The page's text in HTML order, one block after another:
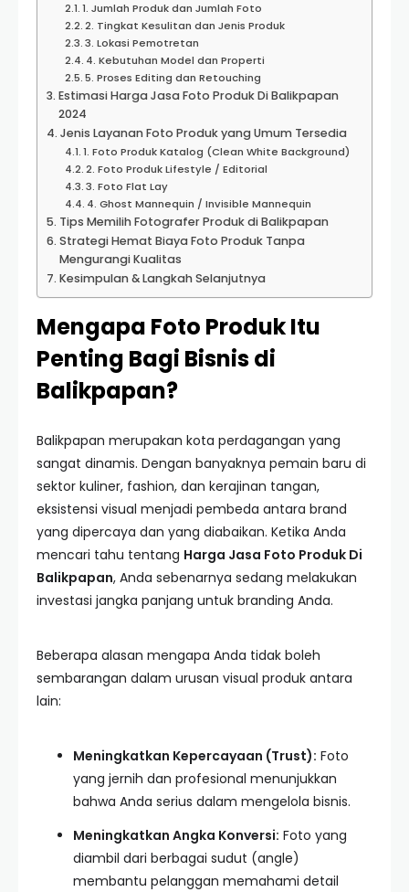
1. Jumlah Produk dan Jumlah Foto
2. Tingkat Kesulitan dan Jenis Produk
3. Lokasi Pemotretan
4. Kebutuhan Model dan Properti
5. Proses Editing dan Retouching
Estimasi Harga Jasa Foto Produk Di Balikpapan
2024
Jenis Layanan Foto Produk yang Umum Tersedia
1. Foto Produk Katalog (Clean White Background)
2. Foto Produk Lifestyle / Editorial
3. Foto Flat Lay
4. Ghost Mannequin / Invisible Mannequin
Tips Memilih Fotografer Produk di Balikpapan
Strategi Hemat Biaya Foto Produk Tanpa
Mengurangi Kualitas
Kesimpulan & Langkah Selanjutnya
Mengapa Foto Produk Itu
Penting Bagi Bisnis di
Balikpapan?
Balikpapan merupakan kota perdagangan yang
sangat dinamis. Dengan banyaknya pemain baru di
sektor kuliner, fashion, dan kerajinan tangan,
eksistensi visual menjadi pembeda antara brand
yang dipercaya dan yang diabaikan. Ketika Anda
mencari tahu tentang Harga Jasa Foto Produk Di
Balikpapan, Anda sebenarnya sedang melakukan
investasi jangka panjang untuk branding Anda.
Beberapa alasan mengapa Anda tidak boleh
sembarangan dalam urusan visual produk antara
lain:
Meningkatkan Kepercayaan (Trust): Foto
yang jernih dan profesional menunjukkan
bahwa Anda serius dalam mengelola bisnis.
Meningkatkan Angka Konversi: Foto yang
diambil dari berbagai sudut (angle)
membantu pelanggan memahami detail